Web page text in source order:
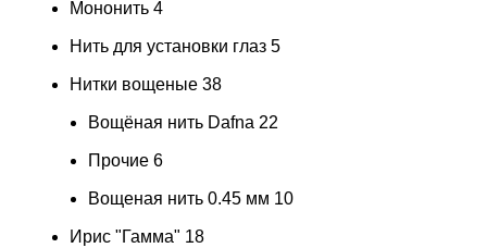
Мононить 4
Нить для установки глаз 5
Нитки вощеные 38
Вощёная нить Dafna 22
Прочие 6
Вощеная нить 0.45 мм 10
Ирис "Гамма" 18